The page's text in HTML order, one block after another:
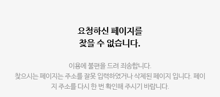
요청하신 페이지를
찾을 수 없습니다.
이용에 불편을 드려 죄송합니다.
찾으시는 페이지는 주소를 잘못 입력하였거나 삭제된 페이지 입니다. 페이
지 주소를 다시 한 번 확인해 주시기 바랍니다.